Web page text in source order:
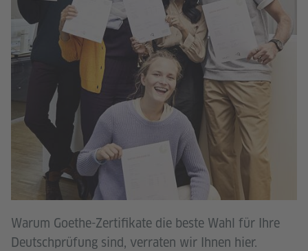
Warum Goethe-Zertifikate die beste Wahl für Ihre
Deutschprüfung sind, verraten wir Ihnen hier.